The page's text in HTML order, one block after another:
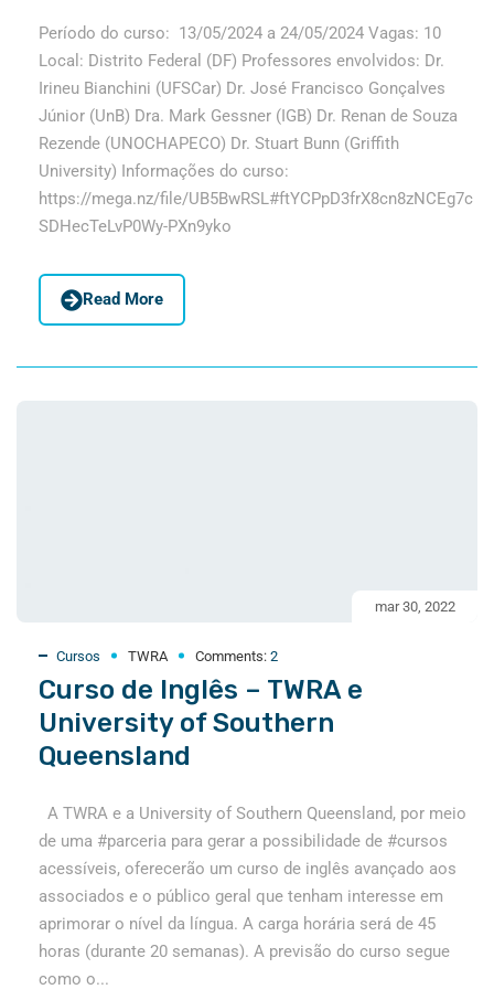
Período do curso: 13/05/2024 a 24/05/2024 Vagas: 10
Local: Distrito Federal (DF) Professores envolvidos: Dr.
Irineu Bianchini (UFSCar) Dr. José Francisco Gonçalves
Júnior (UnB) Dra. Mark Gessner (IGB) Dr. Renan de Souza
Rezende (UNOCHAPECO) Dr. Stuart Bunn (Griffith
University) Informações do curso:
https://mega.nz/file/UB5BwRSL#ftYCPpD3frX8cn8zNCEg7c
SDHecTeLvP0Wy-PXn9yko
Read More
mar 30, 2022
Cursos TWRA Comments: 2
Curso de Inglês – TWRA e
University of Southern
Queensland
A TWRA e a University of Southern Queensland, por meio
de uma #parceria para gerar a possibilidade de #cursos
acessíveis, oferecerão um curso de inglês avançado aos
associados e o público geral que tenham interesse em
aprimorar o nível da língua. A carga horária será de 45
horas (durante 20 semanas). A previsão do curso segue
como o...